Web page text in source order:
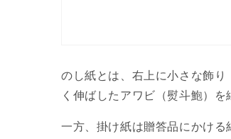
のし紙とは、右上に小さな飾
く伸ばしたアワビ（熨斗鮑）
一方、掛け紙は贈答品にかけ